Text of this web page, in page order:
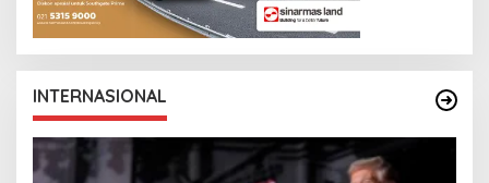
INTERNASIONAL